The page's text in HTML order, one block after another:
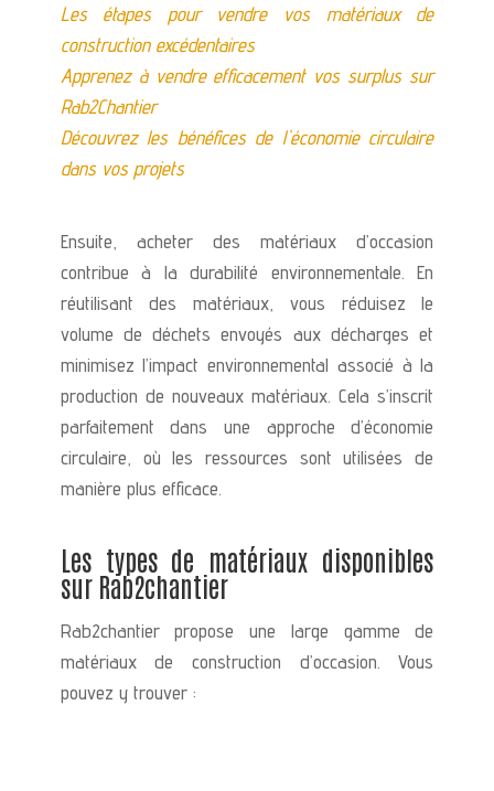
Les étapes pour vendre vos matériaux de
construction excédentaires
Apprenez à vendre efficacement vos surplus sur
Rab2Chantier
Découvrez les bénéfices de l'économie circulaire
dans vos projets
Ensuite, acheter des matériaux d’occasion
contribue à la durabilité environnementale. En
réutilisant des matériaux, vous réduisez le
volume de déchets envoyés aux décharges et
minimisez l’impact environnemental associé à la
production de nouveaux matériaux. Cela s’inscrit
parfaitement dans une approche d’économie
circulaire, où les ressources sont utilisées de
manière plus efficace.
Les types de matériaux disponibles
sur Rab2chantier
Rab2chantier propose une large gamme de
matériaux de construction d’occasion. Vous
pouvez y trouver :